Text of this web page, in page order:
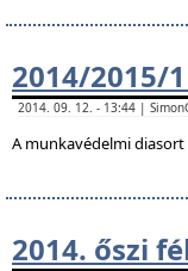
2014/2015/
2014. 09. 12. - 13:44 |
A munkavédelmi diasort
2014. őszi